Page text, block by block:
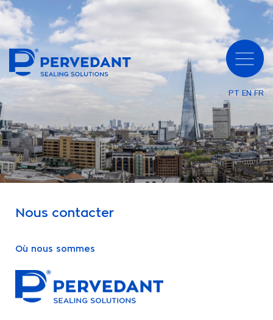
PT EN FR
Nous contacter
Où nous sommes